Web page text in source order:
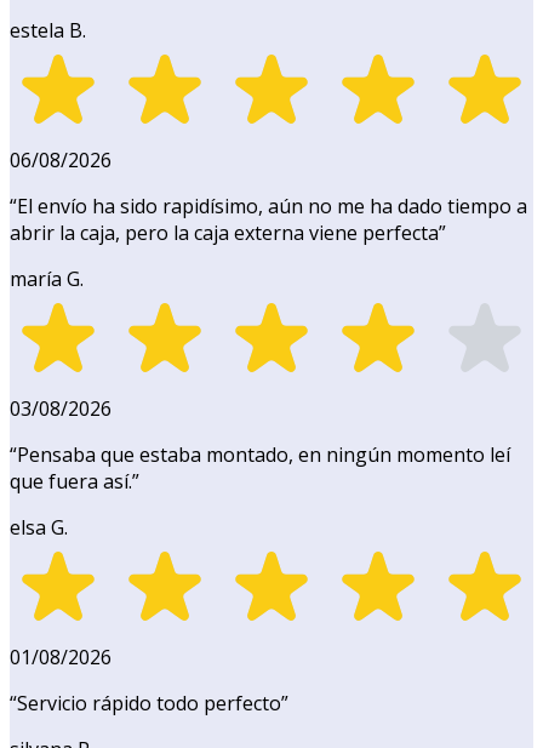
estela B.
06/08/2026
“El envío ha sido rapidísimo, aún no me ha dado tiempo a
abrir la caja, pero la caja externa viene perfecta”
maría G.
03/08/2026
“Pensaba que estaba montado, en ningún momento leí
que fuera así.”
elsa G.
01/08/2026
“Servicio rápido todo perfecto”